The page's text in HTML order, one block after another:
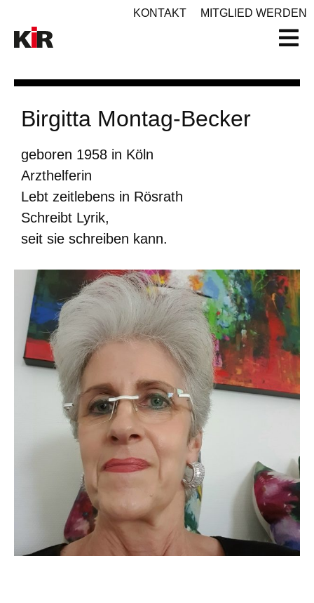
KONTAKT MITGLIED WERDEN
Birgitta Montag-Becker
geboren 1958 in Köln
Arzthelferin
Lebt zeitlebens in Rösrath
Schreibt Lyrik,
seit sie schreiben kann.